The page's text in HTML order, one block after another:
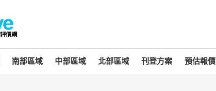
南部區域 中部區域 北部區域 刊登方案 預估報價